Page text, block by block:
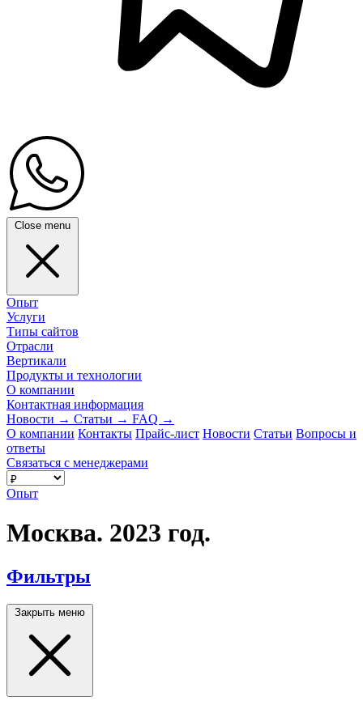
Close menu
Опыт
Услуги
Типы сайтов
Отрасли
Вертикали
Продукты и технологии
О компании
Контактная информация
Новости → Статьи → FAQ →
О компании Контакты Прайс-лист Новости Статьи Вопросы и
ответы
Связаться с менеджерами
Опыт
Москва. 2023 год.
Фильтры
Закрыть меню